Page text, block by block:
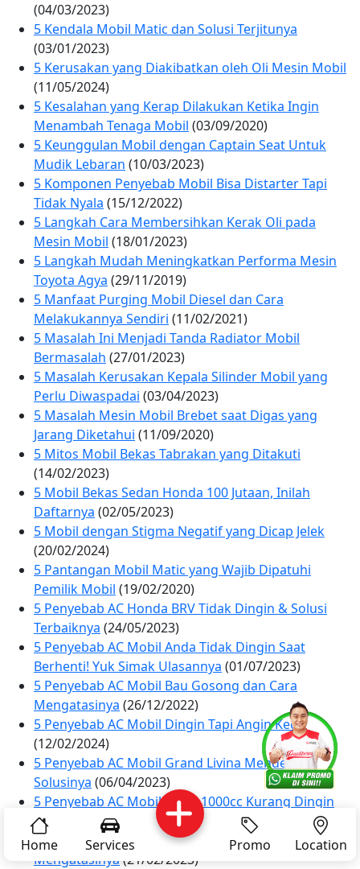
Services Promo Location About Us
Complain Reservasi Article Pro Tips
Home Services Promo Location
(04/03/2023)
5 Kendala Mobil Matic dan Solusi Terjitunya
(03/01/2023)
5 Kerusakan yang Diakibatkan oleh Oli Mesin Mobil
(11/05/2024)
5 Kesalahan yang Kerap Dilakukan Ketika Ingin
Menambah Tenaga Mobil (03/09/2020)
5 Keunggulan Mobil dengan Captain Seat Untuk
Mudik Lebaran (10/03/2023)
5 Komponen Penyebab Mobil Bisa Distarter Tapi
Tidak Nyala (15/12/2022)
5 Langkah Cara Membersihkan Kerak Oli pada
Mesin Mobil (18/01/2023)
5 Langkah Mudah Meningkatkan Performa Mesin
Toyota Agya (29/11/2019)
5 Manfaat Purging Mobil Diesel dan Cara
Melakukannya Sendiri (11/02/2021)
5 Masalah Ini Menjadi Tanda Radiator Mobil
Bermasalah (27/01/2023)
5 Masalah Kerusakan Kepala Silinder Mobil yang
Perlu Diwaspadai (03/04/2023)
5 Masalah Mesin Mobil Brebet saat Digas yang
Jarang Diketahui (11/09/2020)
5 Mitos Mobil Bekas Tabrakan yang Ditakuti
(14/02/2023)
5 Mobil Bekas Sedan Honda 100 Jutaan, Inilah
Daftarnya (02/05/2023)
5 Mobil dengan Stigma Negatif yang Dicap Jelek
(20/02/2024)
5 Pantangan Mobil Matic yang Wajib Dipatuhi
Pemilik Mobil (19/02/2020)
5 Penyebab AC Honda BRV Tidak Dingin & Solusi
Terbaiknya (24/05/2023)
5 Penyebab AC Mobil Anda Tidak Dingin Saat
Berhenti! Yuk Simak Ulasannya (01/07/2023)
5 Penyebab AC Mobil Bau Gosong dan Cara
Mengatasinya (26/12/2022)
5 Penyebab AC Mobil Dingin Tapi Angin Kecil
(12/02/2024)
5 Penyebab AC Mobil Grand Livina Mendesis &
Solusinya (06/04/2023)
5 Penyebab AC Mobil Xenia 1000cc Kurang Dingin
(09/03/2023)
5 Penyebab AC Mobil Xenia Tidak Dingin & Cara
Mengatasinya (21/02/2023)